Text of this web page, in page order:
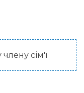
сім'ї